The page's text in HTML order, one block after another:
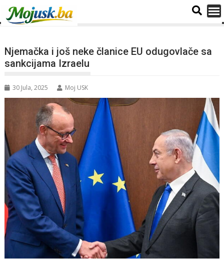
Njemačka i još neke članice EU odugovlače sa
sankcijama Izraelu
30 Jula, 2025 Moj USK